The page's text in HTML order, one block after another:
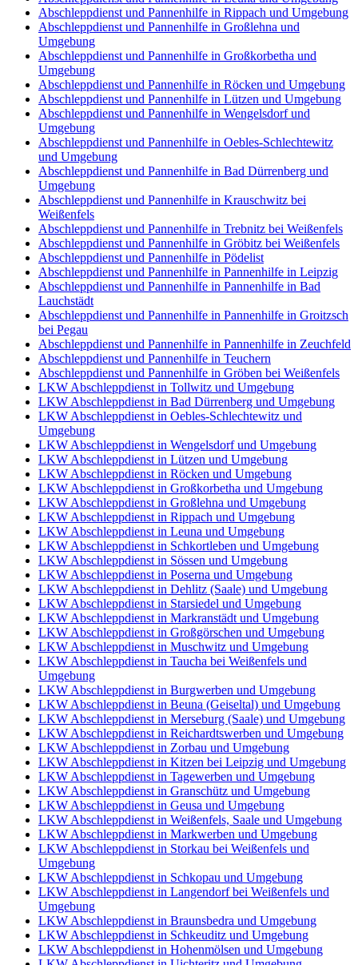
Abschleppdienst und Pannenhilfe in Rippach und Umgebung
Abschleppdienst und Pannenhilfe in Großlehna und
Umgebung
Abschleppdienst und Pannenhilfe in Großkorbetha und
Umgebung
Abschleppdienst und Pannenhilfe in Röcken und Umgebung
Abschleppdienst und Pannenhilfe in Lützen und Umgebung
Abschleppdienst und Pannenhilfe in Wengelsdorf und
Umgebung
Abschleppdienst und Pannenhilfe in Oebles-Schlechtewitz
und Umgebung
Abschleppdienst und Pannenhilfe in Bad Dürrenberg und
Umgebung
Abschleppdienst und Pannenhilfe in Krauschwitz bei
Weißenfels
Abschleppdienst und Pannenhilfe in Trebnitz bei Weißenfels
Abschleppdienst und Pannenhilfe in Gröbitz bei Weißenfels
Abschleppdienst und Pannenhilfe in Pödelist
Abschleppdienst und Pannenhilfe in Pannenhilfe in Leipzig
Abschleppdienst und Pannenhilfe in Pannenhilfe in Bad
Lauchstädt
Abschleppdienst und Pannenhilfe in Pannenhilfe in Groitzsch
bei Pegau
Abschleppdienst und Pannenhilfe in Pannenhilfe in Zeuchfeld
Abschleppdienst und Pannenhilfe in Teuchern
Abschleppdienst und Pannenhilfe in Gröben bei Weißenfels
LKW Abschleppdienst in Tollwitz und Umgebung
LKW Abschleppdienst in Bad Dürrenberg und Umgebung
LKW Abschleppdienst in Oebles-Schlechtewitz und
Umgebung
LKW Abschleppdienst in Wengelsdorf und Umgebung
LKW Abschleppdienst in Lützen und Umgebung
LKW Abschleppdienst in Röcken und Umgebung
LKW Abschleppdienst in Großkorbetha und Umgebung
LKW Abschleppdienst in Großlehna und Umgebung
LKW Abschleppdienst in Rippach und Umgebung
LKW Abschleppdienst in Leuna und Umgebung
LKW Abschleppdienst in Schkortleben und Umgebung
LKW Abschleppdienst in Sössen und Umgebung
LKW Abschleppdienst in Poserna und Umgebung
LKW Abschleppdienst in Dehlitz (Saale) und Umgebung
LKW Abschleppdienst in Starsiedel und Umgebung
LKW Abschleppdienst in Markranstädt und Umgebung
LKW Abschleppdienst in Großgörschen und Umgebung
LKW Abschleppdienst in Muschwitz und Umgebung
LKW Abschleppdienst in Taucha bei Weißenfels und
Umgebung
LKW Abschleppdienst in Burgwerben und Umgebung
LKW Abschleppdienst in Beuna (Geiseltal) und Umgebung
LKW Abschleppdienst in Merseburg (Saale) und Umgebung
LKW Abschleppdienst in Reichardtswerben und Umgebung
LKW Abschleppdienst in Zorbau und Umgebung
LKW Abschleppdienst in Kitzen bei Leipzig und Umgebung
LKW Abschleppdienst in Tagewerben und Umgebung
LKW Abschleppdienst in Granschütz und Umgebung
LKW Abschleppdienst in Geusa und Umgebung
LKW Abschleppdienst in Weißenfels, Saale und Umgebung
LKW Abschleppdienst in Markwerben und Umgebung
LKW Abschleppdienst in Storkau bei Weißenfels und
Umgebung
LKW Abschleppdienst in Schkopau und Umgebung
LKW Abschleppdienst in Langendorf bei Weißenfels und
Umgebung
LKW Abschleppdienst in Braunsbedra und Umgebung
LKW Abschleppdienst in Schkeuditz und Umgebung
LKW Abschleppdienst in Hohenmölsen und Umgebung